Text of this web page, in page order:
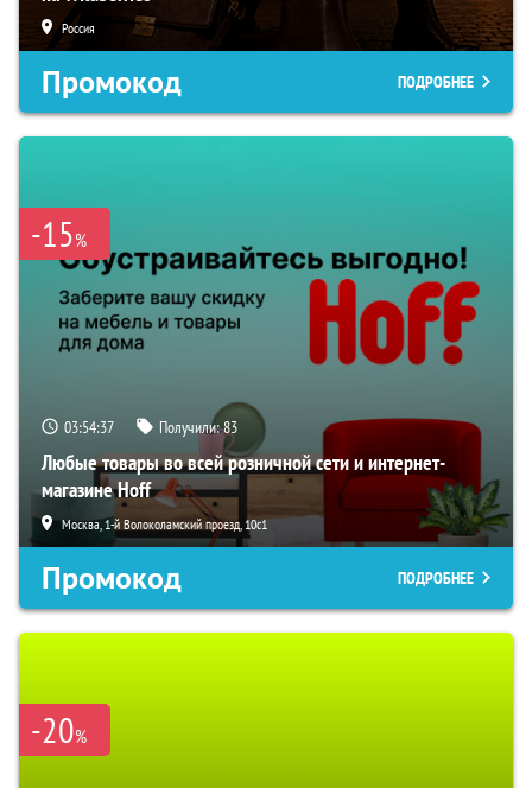
Россия
Промокод ПОДРОБНЕЕ
-15%
03:54:36 Получили:83
Любые товары во всей розничной сети и интернет-
магазине Hoff
Москва, 1-й Волоколамский проезд, 10с1
Промокод ПОДРОБНЕЕ
-20%